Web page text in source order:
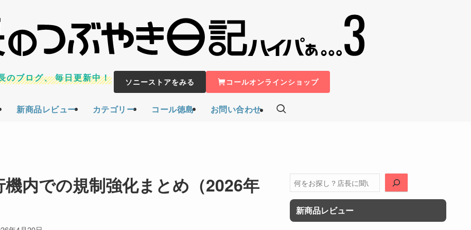
新商品レビュー カテゴリー コール徳島 お問い合わせ
のブログ、毎日更新中！ ソニーストアをみる コールオンラインショップ
内での規制強化まとめ（2026年
検
索
新商品レビュー